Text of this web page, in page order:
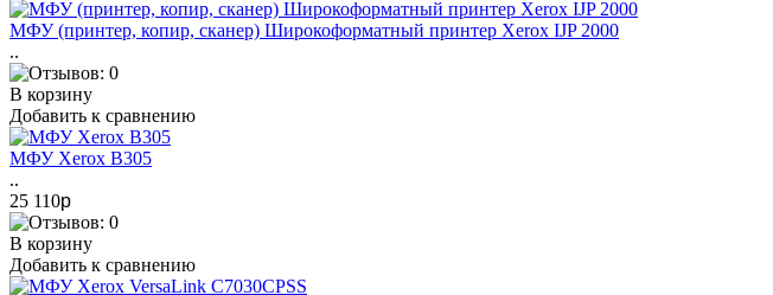
МФУ (принтер, копир, сканер) Широкоформатный принтер Xerox IJP 2000
..
В корзину
Добавить к сравнению
МФУ Xerox B305
..
25 110p
В корзину
Добавить к сравнению